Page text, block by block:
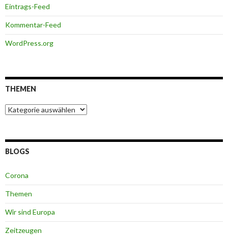
Eintrags-Feed
Kommentar-Feed
WordPress.org
THEMEN
Themen
BLOGS
Corona
Themen
Wir sind Europa
Zeitzeugen